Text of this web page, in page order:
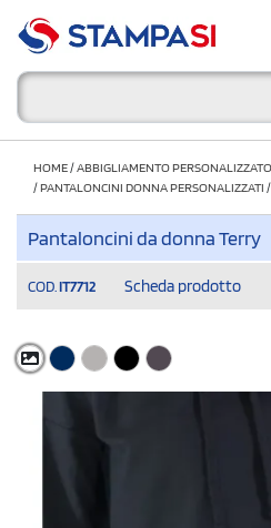
HOME/ABBIGLIAMENTO PERSONALIZZATO
/PANTALONCINI DONNA PERSONALIZZATI /
Pantaloncini da donna Terry
COD. IT7712 Scheda prodotto